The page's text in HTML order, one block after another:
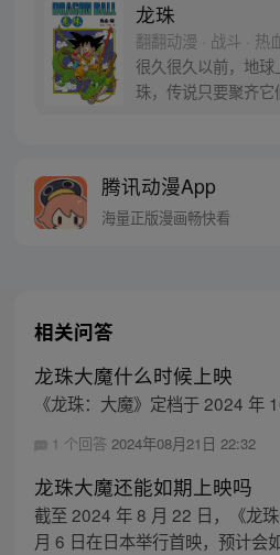
龙珠
翻翻动漫 · 战斗 · 热
很久很久以前，地
珠，传说只要聚齐
腾讯动漫App
海量正版漫画畅快看
相关问答
龙珠大魔什么时候上映
《龙珠：大魔》定档于 2024 年
1 个回答 2024年08月21日 22:32
龙珠大魔还能如期上映吗
截至 2024 年 8 月 22 日，《龙
月 6 日在日本举行首映，预计会